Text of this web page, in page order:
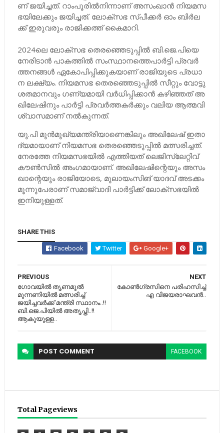
ണ് ജ​യി​ച്ച​ത്. റാം​പൂ​രി​ല്‍​നി​ന്നാ​ണ് അ​സം​ഖാ​ന്‍ നി​യ​മ​സ​
ഭ​യി​ലേ​ക്കും ജ​യി​ച്ച​ത്. ലോ​ക്സ​ഭ സ്പീ​ക്ക​ര്‍ ഓം ​ബി​ര്‍​ല​
ക്ക് ഇ​രു​വ​രും രാ​ജി​ക്ക​ത്ത് കൈ​മാ​റി.
2024ലെ ​ലോ​ക്സ​ഭ തെ​ര​ഞ്ഞെ​ടു​പ്പി​ല്‍ ബി.​ജെ.​പി​യെ
നേ​രി​ടാ​ന്‍ പാ​ക​ത്തി​ല്‍ സം​സ്ഥാ​ന​ത്തെപാ​ര്‍​ട്ടി പ്ര​വ​ര്‍​
ത്ത​ന​ങ്ങ​ള്‍ ഏ​കോ​പി​പ്പി​ക്കു​ക​യാ​ണ് രാ​ജി​യു​ടെ പ്ര​ധാ​
ന ല​ക്ഷ്യം. നി​യ​മ​സ​ഭ തെ​ര​ഞ്ഞെ​ടു​പ്പി​ല്‍ സീ​റ്റും വോ​ട്ടു
ശ​ത​മാ​ന​വും ഗ​ണ്യ​മാ​യി വ​ര്‍​ധി​പ്പി​ക്കാ​ന്‍ ക​ഴി​ഞ്ഞ​ത് അ​
ഖി​ലേ​ഷി​നും പാ​ര്‍​ട്ടി പ്ര​വ​ര്‍​ത്ത​ക​ര്‍​ക്കും വ​ലി​യ ആ​ത്മ​വി​
ശ്വാ​സ​മാ​ണ് ന​ല്‍​കു​ന്ന​ത്.
യു.​പി മു​ന്‍​മു​ഖ്യ​മ​ന്ത്രി​യാ​ണെ​ങ്കി​ലും അ​ഖി​ലേ​ഷ് ഇ​താ​
ദ്യ​മാ​യാ​ണ് നി​യ​മ​സ​ഭ തെ​ര​ഞ്ഞെ​ടു​പ്പി​ല്‍ മ​ത്സ​രി​ച്ച​ത്.
നേ​ര​ത്തേ നി​യ​മ​സ​ഭ​യി​ല്‍ എ​ത്തി​യ​ത് ലെ​ജി​സ്ലേ​റ്റി​വ്
കൗ​ണ്‍​സി​ല്‍ അം​ഗ​മാ​യാ​ണ്. അ​ഖി​ലേ​ഷി​ന്റെ​യും അ​സം​
ഖാ​ന്റെ​യും രാ​ജി​യോ​ടെ, മു​ലാ​യം​സി​ങ് യാ​ദ​വ് അ​ട​ക്കം
മൂ​ന്നു​പേ​രാ​ണ് സ​മാ​ജ്‍വാ​ദി പാ​ര്‍​ട്ടി​ക്ക് ലോ​ക്സ​ഭ​യി​ല്‍
ഇ​നി​യു​ള്ള​ത്.
SHARE THIS
Facebook Twitter Google+
NEXT
കോണ്‍ഗ്രസിനെ പരിഹസിച്ച്‌
എ വിജയരാഘവൻ..
PREVIOUS
ഗോവയിൽ തൃണമൂൽ
മുന്നണിയിൽ മത്സരിച്ച്
ജയിച്ചവർക്ക് മന്ത്രി സ്ഥാനം..!!
ബി.ജെ.പിയില്‍ അതൃപ്തി..!!
ആകുയുള്ള..
POST COMMENT FACEBOOK
Total Pageviews